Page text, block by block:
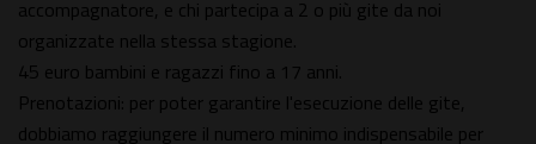
accompagnatore, e chi partecipa a 2 o più gite da noi
organizzate nella stessa stagione.
45 euro bambini e ragazzi fino a 17 anni.
Prenotazioni: per poter garantire l'esecuzione delle gite,
dobbiamo raggiungere il numero minimo indispensabile per